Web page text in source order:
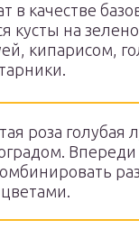
в качестве
кусты на
кипарисом,
роза голубая